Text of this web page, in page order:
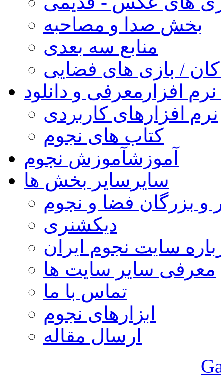
بخش صدا و مصاحبه
منابع سه بعدی
/ بازی های فضایی
افزار معرفی و دانلود
نرم افزارهای کاربردی
کتاب های نجوم
آموزشآموزش نجوم
سایر سایر بخش ها
و بزرگان فضا و نجوم
دیکشنری
سایت نجوم ایران
معرفی سایر سایت ها
تماس با ما
ابزارهای نجوم
ارسال مقاله